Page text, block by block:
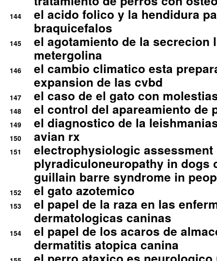
144
el acido folico y la hendidura
braquicefalos
145
el agotamiento de la secrecion
metergolina
146
el cambio climatico esta
expansion de las cvbd
147 el caso de el gato con
148 el control del apareamiento de
149 el diagnostico de la
150 avian rx
151
electrophysiologic assessment
plyradiculoneuropathy in dogs
guillain barre syndrome in
152 el gato azotemico
153
el papel de la raza en las
dermatologicas caninas
154
el papel de los acaros de
dermatitis atopica canina